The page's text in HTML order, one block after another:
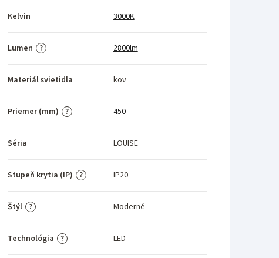
Kelvin 3000K
?
Lumen 2800lm
Materiál svietidla kov
?
Priemer (mm) 450
Séria LOUISE
?
Stupeň krytia (IP) IP20
?
Štýl Moderné
?
Technológia LED